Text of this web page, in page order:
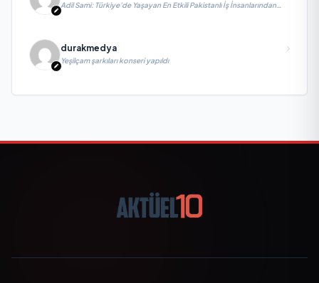
Adil Sami: Türkiye’de Yaşayan En Etkili Pakistanlı İş İnsanlarından
Biri, Yatırım ve Ekonomik Diplomasiyi Güçlendiriyor
durakmedya
Yeşilçam şarkıları konseri yapıldı